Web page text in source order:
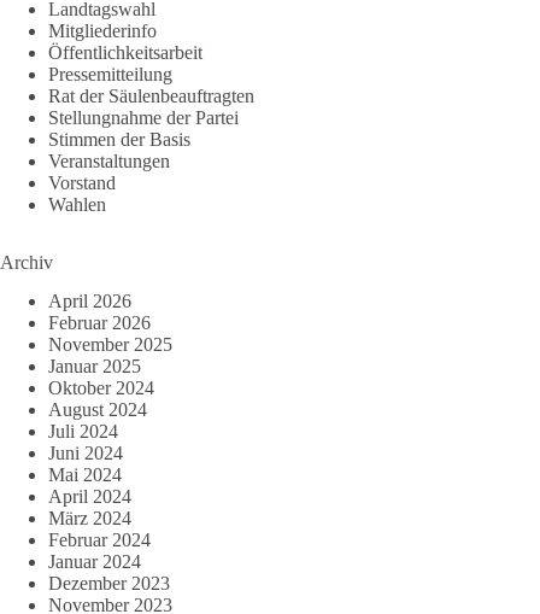
Landtagswahl
Mitgliederinfo
Öffentlichkeitsarbeit
Pressemitteilung
Rat der Säulenbeauftragten
Stellungnahme der Partei
Stimmen der Basis
Veranstaltungen
Vorstand
Wahlen
Archiv
April 2026
Februar 2026
November 2025
Januar 2025
Oktober 2024
August 2024
Juli 2024
Juni 2024
Mai 2024
April 2024
März 2024
Februar 2024
Januar 2024
Dezember 2023
November 2023